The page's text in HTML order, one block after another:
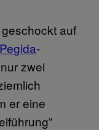
auf
Pegida-
nur zwei
er eine